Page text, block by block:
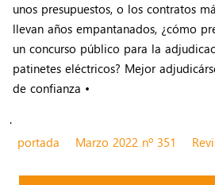
unos presupuestos, o los contratos
llevan años empantanados, ¿cómo
un concurso público para la
patinetes eléctricos? Mejor
de confianza •
.
portada
Marzo 2022 nº 351